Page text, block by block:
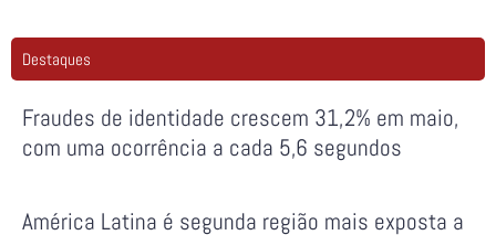
Destaques
Fraudes de identidade crescem 31,2% em maio,
com uma ocorrência a cada 5,6 segundos
América Latina é segunda região mais exposta a